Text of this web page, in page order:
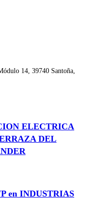
14, 39740 Santoña,
ELECTRICA
DEL
en INDUSTRIAS